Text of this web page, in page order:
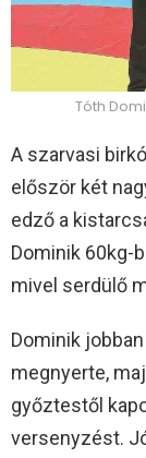
Tóth
A szarvasi
először két
edző a
Dominik 60kg-
mivel serdülő
Dominik
megnyerte,
győztestől
versenyzést.